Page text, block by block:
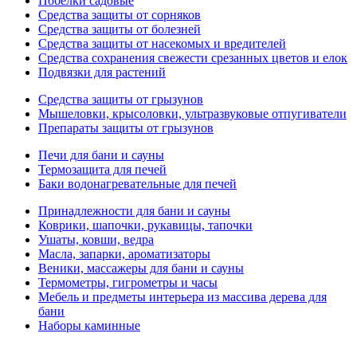
Средства защиты от сорняков
Средства защиты от болезней
Средства защиты от насекомых и вредителей
Средства сохранения свежести срезанных цветов и елок
Подвязки для растений
Средства защиты от грызунов
Мышеловки, крысоловки, ультразвуковые отпугиватели
Препараты защиты от грызунов
Печи для бани и сауны
Термозащита для печей
Баки водонагревательные для печей
Принадлежности для бани и сауны
Коврики, шапочки, рукавицы, тапочки
Ушаты, ковши, ведра
Масла, запарки, ароматизаторы
Веники, массажеры для бани и сауны
Термометры, гигрометры и часы
Мебель и предметы интерьера из массива дерева для
бани
Наборы каминные